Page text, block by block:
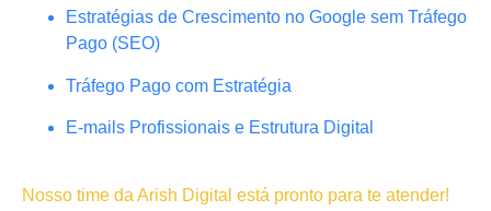
Estratégias de Crescimento no Google sem Tráfego
Pago (SEO)
Tráfego Pago com Estratégia
E-mails Profissionais e Estrutura Digital
Nosso time da Arish Digital está pronto para te atender!